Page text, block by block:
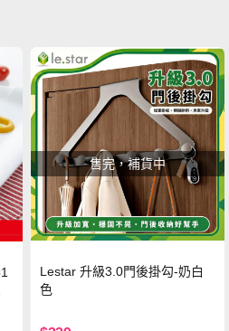
售完，補貨中
Lestar 升級3.0門後掛勾-奶白
色